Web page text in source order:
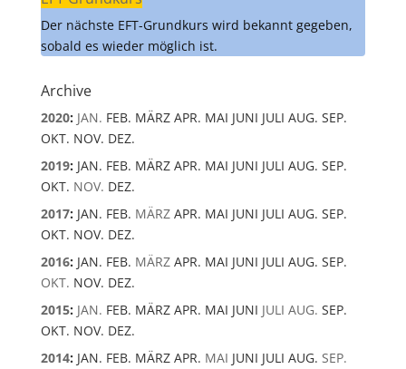
Der nächste EFT-Grundkurs wird bekannt gegeben,
sobald es wieder möglich ist.
Archive
2020: JAN. FEB. MÄRZ APR. MAI JUNI JULI AUG. SEP.
OKT. NOV. DEZ.
2019: JAN. FEB. MÄRZ APR. MAI JUNI JULI AUG. SEP.
OKT. NOV. DEZ.
2017: JAN. FEB. MÄRZ APR. MAI JUNI JULI AUG. SEP.
OKT. NOV. DEZ.
2016: JAN. FEB. MÄRZ APR. MAI JUNI JULI AUG. SEP.
OKT. NOV. DEZ.
2015: JAN. FEB. MÄRZ APR. MAI JUNI JULI AUG. SEP.
OKT. NOV. DEZ.
2014: JAN. FEB. MÄRZ APR. MAI JUNI JULI AUG. SEP.